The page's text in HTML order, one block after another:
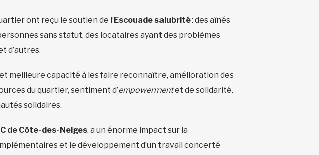
ont reçu le soutien de l’Escouade salubrité: des aînés
sans statut, des locataires ayant des problèmes
d’autres.
meilleure capacité à les faire reconnaître, amélioration des
du quartier, sentiment d’empowermentet de solidarité.
solidaires.
de Côte-des-Neiges, a un énorme impact sur la
et le développement d’un travail concerté